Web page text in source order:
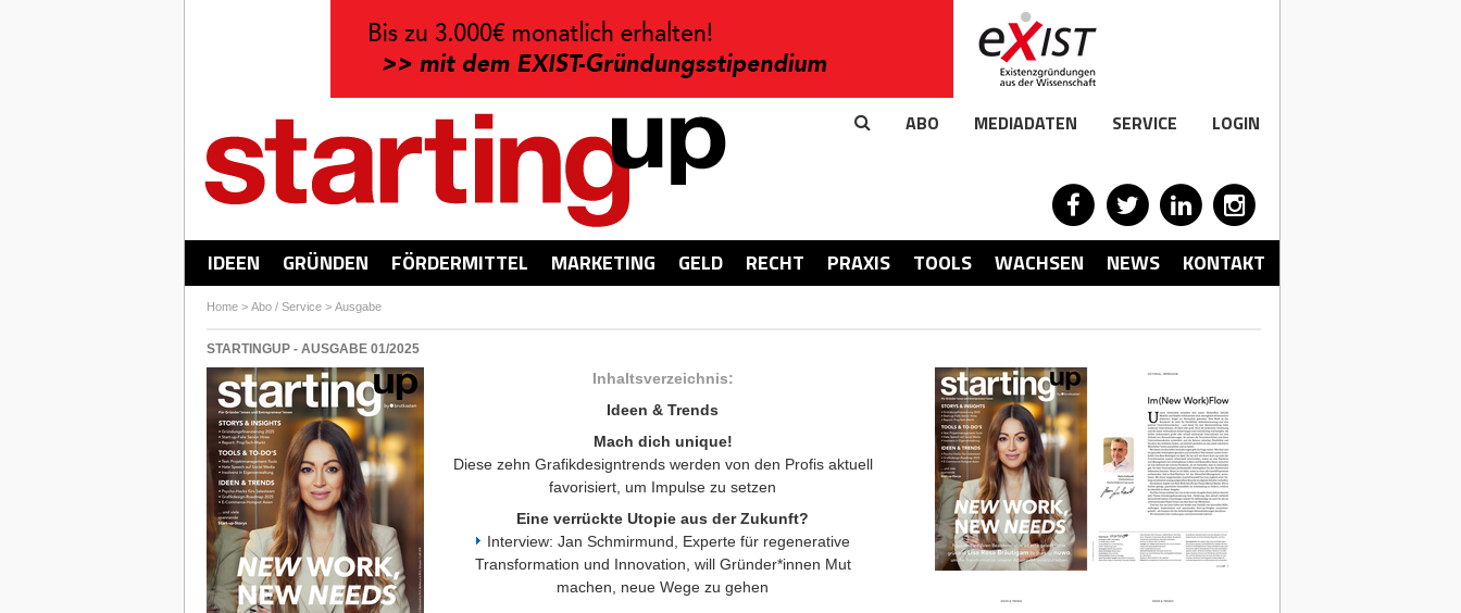
ABO MEDIADATEN SERVICE LOGIN
IDEEN GRÜNDEN FÖRDERMITTEL MARKETING GELD RECHT PRAXIS TOOLS WACHSEN NEWS KONTAKT
Home> Abo / Service> Ausgabe
STARTINGUP - AUSGABE 01/2025
Inhaltsverzeichnis:
Ideen & Trends
Mach dich unique!
Diese zehn Grafikdesigntrends werden von den Profis aktuell
favorisiert, um Impulse zu setzen
Eine verrückte Utopie aus der Zukunft?
Interview: Jan Schmirmund, Experte für regenerative
Transformation und Innovation, will Gründer*innen Mut
machen, neue Wege zu gehen